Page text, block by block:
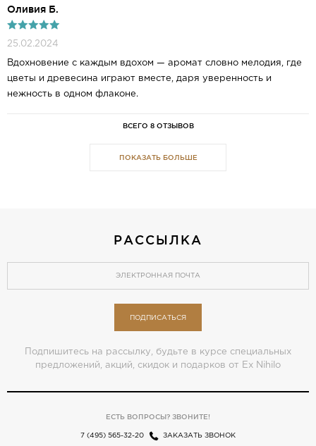
Оливия Б.
25.02.2024
Вдохновение с каждым вдохом — аромат словно мелодия, где
цветы и древесина играют вместе, даря уверенность и
нежность в одном флаконе.
ВСЕГО 8 ОТЗЫВОВ
ПОКАЗАТЬ БОЛЬШЕ
РАССЫЛКА
ПОДПИСАТЬСЯ
Подпишитесь на рассылку, будьте в курсе специальных
предложений, акций, скидок и подарков от Ex Nihilo
ЕСТЬ ВОПРОСЫ? ЗВОНИТЕ!
7 (495) 565-32-20 ЗАКАЗАТЬ ЗВОНОК